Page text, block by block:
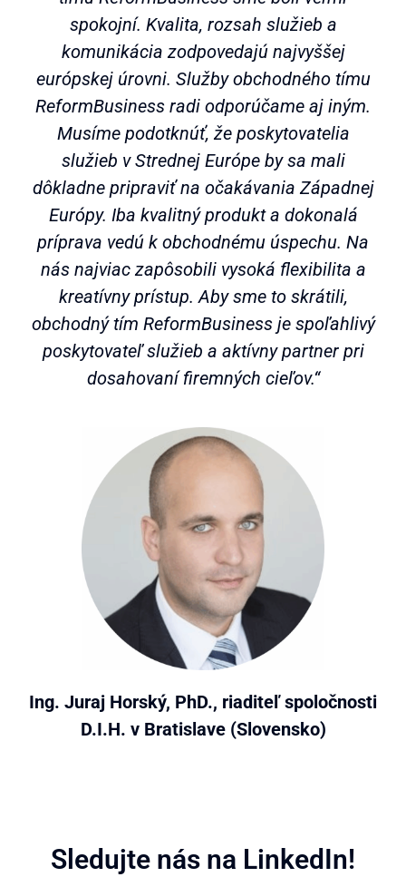
spokojní. Kvalita, rozsah služieb a
komunikácia zodpovedajú najvyššej
európskej úrovni. Služby obchodného tímu
ReformBusiness radi odporúčame aj iným.
Musíme podotknúť, že poskytovatelia
služieb v Strednej Európe by sa mali
dôkladne pripraviť na očakávania Západnej
Európy. Iba kvalitný produkt a dokonalá
príprava vedú k obchodnému úspechu. Na
nás najviac zapôsobili vysoká flexibilita a
kreatívny prístup. Aby sme to skrátili,
obchodný tím ReformBusiness je spoľahlivý
poskytovateľ služieb a aktívny partner pri
dosahovaní firemných cieľov.“
Ing. Juraj Horský, PhD., riaditeľ spoločnosti
D.I.H. v Bratislave (Slovensko)
Sledujte nás na LinkedIn!